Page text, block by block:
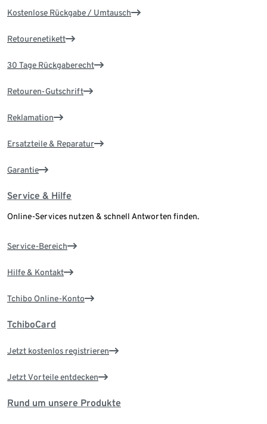
Kostenlose Rückgabe / Umtausch
Retourenetikett
30 Tage Rückgaberecht
Retouren-Gutschrift
Reklamation
Ersatzteile & Reparatur
Garantie
Service & Hilfe
Online-Services nutzen & schnell Antworten finden.
Service-Bereich
Hilfe & Kontakt
Tchibo Online-Konto
TchiboCard
Jetzt kostenlos registrieren
Jetzt Vorteile entdecken
Rund um unsere Produkte